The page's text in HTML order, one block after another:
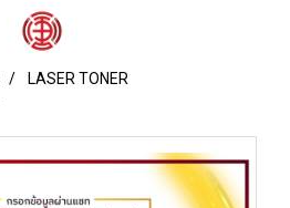
LASER TONER